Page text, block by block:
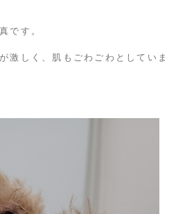
です。
激しく、肌もごわごわとしていま